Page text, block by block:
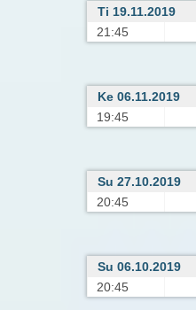
Ti 19.11.2019
21:45
Ke 06.11.2019
19:45
Su 27.10.2019
20:45
Su 06.10.2019
20:45